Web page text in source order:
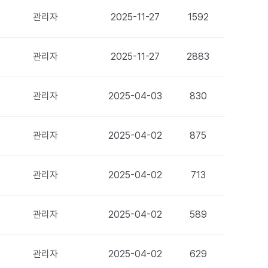
관리자 2025-11-27 1592
관리자 2025-11-27 2883
관리자 2025-04-03 830
관리자 2025-04-02 875
관리자 2025-04-02 713
관리자 2025-04-02 589
관리자 2025-04-02 629